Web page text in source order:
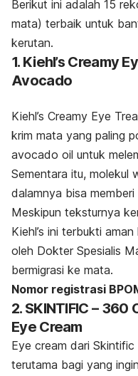
Berikut ini adalah 15
mata) terbaik untuk
kerutan.
1. Kiehl’s Creamy
Avocado
Kiehl’s Creamy Eye
krim mata yang paling
avocado oil untuk
Sementara itu, molekul
dalamnya bisa
Meskipun teksturnya
Kiehl’s ini terbukti
oleh Dokter Spesialis
bermigrasi ke mata.
Nomor registrasi
2. SKINTIFIC –
Eye Cream
Eye cream dari
terutama bagi yang